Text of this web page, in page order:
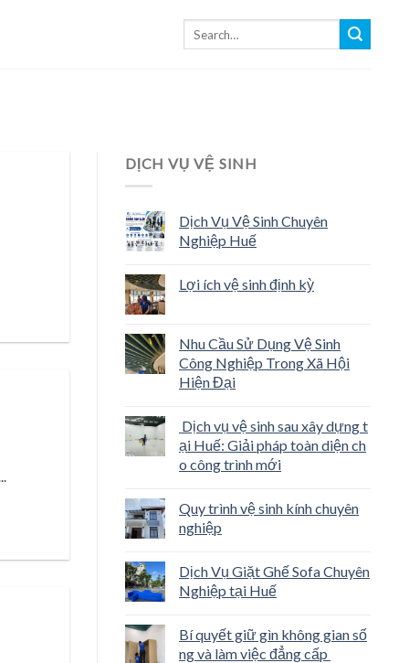
DỊCH VỤ VỆ SINH
Dịch Vụ Vệ Sinh Chuyên
Nghiệp Huế
Lợi ích vệ sinh định kỳ
Nhu Cầu Sử Dụng Vệ Sinh
Công Nghiệp Trong Xã Hội
Hiện Đại
Dịch vụ vệ sinh sau xây dựng t
ại Huế: Giải pháp toàn diện ch
o công trình mới
Quy trình vệ sinh kính chuyên
nghiệp
Dịch Vụ Giặt Ghế Sofa Chuyên
Nghiệp tại Huế
Bí quyết giữ gìn không gian số
ng và làm việc đẳng cấp